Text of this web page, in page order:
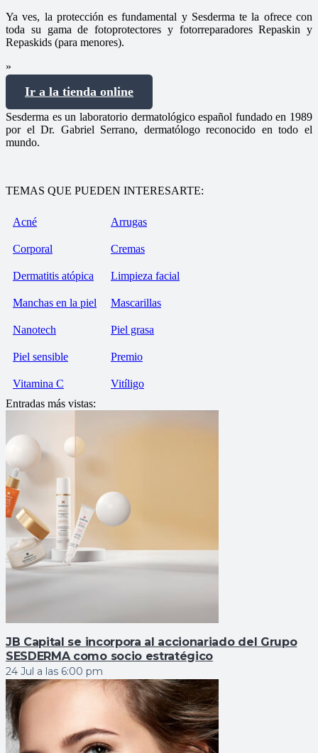
Ya ves, la protección es fundamental y Sesderma te la ofrece con
toda su gama de fotoprotectores y fotorreparadores Repaskin y
Repaskids (para menores).
»
Ir a la tienda online
Sesderma es un laboratorio dermatológico español fundado en 1989
por el Dr. Gabriel Serrano, dermatólogo reconocido en todo el
mundo.
TEMAS QUE PUEDEN INTERESARTE:
Acné Arrugas
Corporal Cremas
Dermatitis atópica Limpieza facial
Manchas en la piel Mascarillas
Nanotech Piel grasa
Piel sensible Premio
Vitamina C
Vitíligo
Entradas más vistas:
JB Capital se incorpora al accionariado del Grupo
SESDERMA como socio estratégico
24 Jul a las 6:00 pm